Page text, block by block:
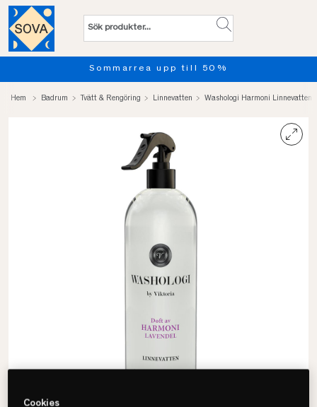
Sommarrea upp till 50%
Hem Badrum Tvätt & Rengöring Linnevatten Washologi Harmoni Linnevatten
Cookies